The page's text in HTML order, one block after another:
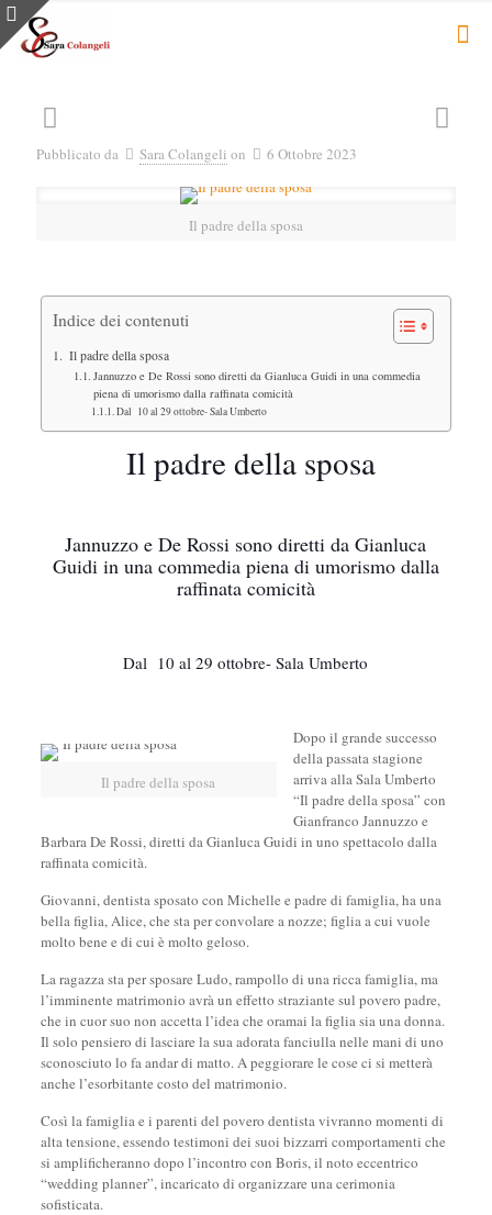
Pubblicato da Sara Colangeli on 6 Ottobre 2023
Il padre della sposa
Indice dei contenuti
Il padre della sposa
Jannuzzo e De Rossi sono diretti da Gianluca Guidi in una commedia
piena di umorismo dalla raffinata comicità
Dal 10 al 29 ottobre- Sala Umberto
Il padre della sposa
Jannuzzo e De Rossi sono diretti da Gianluca
Guidi in una commedia piena di umorismo dalla
raffinata comicità
Dal 10 al 29 ottobre- Sala Umberto
Il padre della sposa
Dopo il grande successo
della passata stagione
arriva alla Sala Umberto
“Il padre della sposa” con
Gianfranco Jannuzzo e
Barbara De Rossi, diretti da Gianluca Guidi in uno spettacolo dalla
raffinata comicità.
Giovanni, dentista sposato con Michelle e padre di famiglia, ha una
bella figlia, Alice, che sta per convolare a nozze; figlia a cui vuole
molto bene e di cui è molto geloso.
La ragazza sta per sposare Ludo, rampollo di una ricca famiglia, ma
l’imminente matrimonio avrà un effetto straziante sul povero padre,
che in cuor suo non accetta l’idea che oramai la figlia sia una donna.
Il solo pensiero di lasciare la sua adorata fanciulla nelle mani di uno
sconosciuto lo fa andar di matto. A peggiorare le cose ci si metterà
anche l’esorbitante costo del matrimonio.
Così la famiglia e i parenti del povero dentista vivranno momenti di
alta tensione, essendo testimoni dei suoi bizzarri comportamenti che
si amplificheranno dopo l’incontro con Boris, il noto eccentrico
“wedding planner”, incaricato di organizzare una cerimonia
sofisticata.